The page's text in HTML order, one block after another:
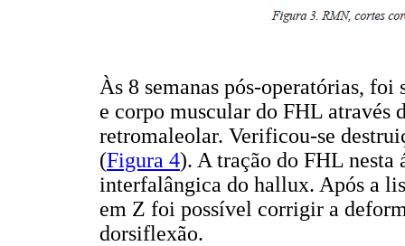
Às 8 semanas pós-operatórias,
e corpo muscular do FHL através
retromaleolar. Verificou-se
(Figura 4). A tração do FHL nesta
interfalângica do hallux. Após a
em Z foi possível corrigir a
dorsiflexão.